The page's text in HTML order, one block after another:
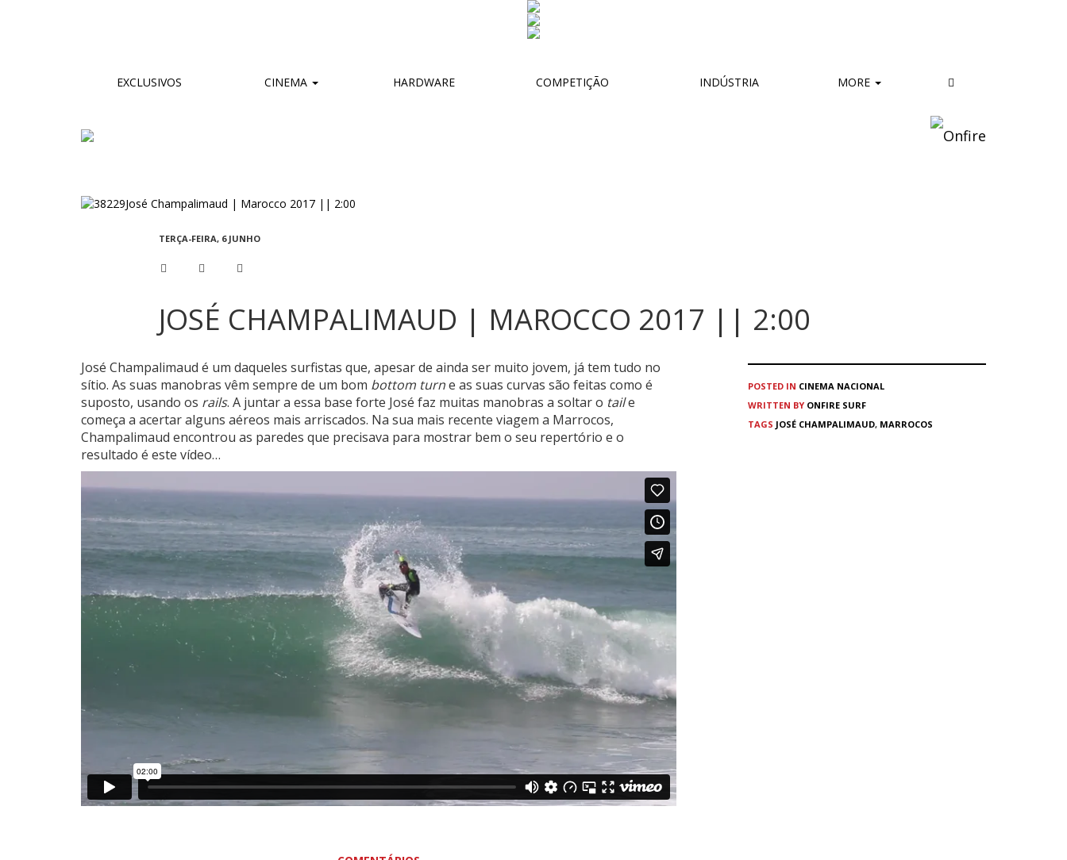
EXCLUSIVOS CINEMA HARDWARE COMPETIÇÃO INDÚSTRIA MORE
TERÇA-FEIRA, 6 JUNHO
JOSÉ CHAMPALIMAUD | MAROCCO 2017 || 2:00
José Champalimaud é um daqueles surfistas que, apesar de ainda ser muito jovem, já tem tudo no
sítio. As suas manobras vêm sempre de um bom bottom turne as suas curvas são feitas como é
suposto, usando os rails. A juntar a essa base forte José faz muitas manobras a soltar o taile
começa a acertar alguns aéreos mais arriscados. Na sua mais recente viagem a Marrocos,
Champalimaud encontrou as paredes que precisava para mostrar bem o seu repertório e o
resultado é este vídeo…
POSTED IN CINEMA NACIONAL
WRITTEN BY ONFIRE SURF
TAGS JOSÉ CHAMPALIMAUD, MARROCOS